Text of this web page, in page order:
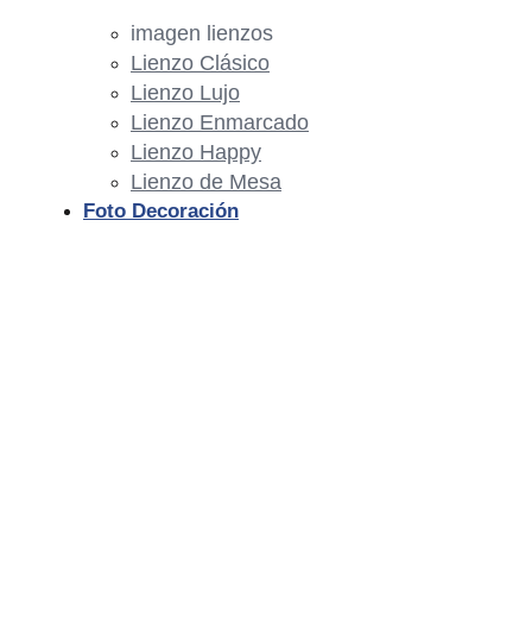
imagen lienzos
Lienzo Clásico
Lienzo Lujo
Lienzo Enmarcado
Lienzo Happy
Lienzo de Mesa
Foto Decoración